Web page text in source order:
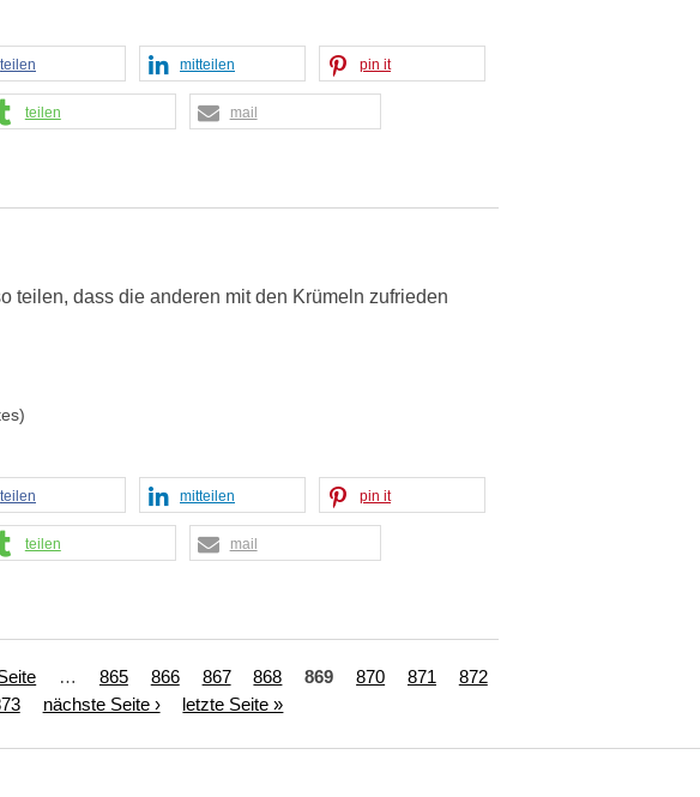
teilen mitteilen pin it
teilen mail
teilen, dass die anderen mit den Krümeln zufrieden
teilen mitteilen pin it
teilen mail
… 865 866 867 868 869 870 871
872
nächste Seite › letzte Seite »